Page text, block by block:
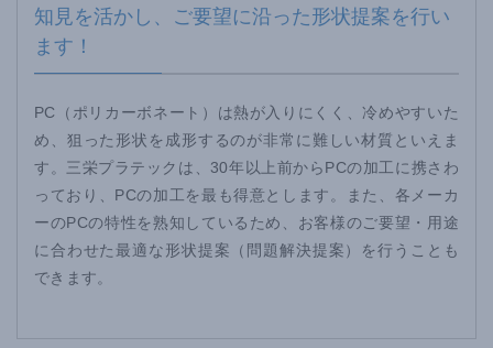
知見を活かし、ご要望に沿った形状提案を行い
ます！
PC（ポリカーボネート）は熱が入りにくく、冷めやすいた
め、狙った形状を成形するのが非常に難しい材質といえま
す。三栄プラテックは、30年以上前からPCの加工に携さわ
っており、PCの加工を最も得意とします。また、各メーカ
ーのPCの特性を熟知しているため、お客様のご要望・用途
に合わせた最適な形状提案（問題解決提案）を行うことも
できます。